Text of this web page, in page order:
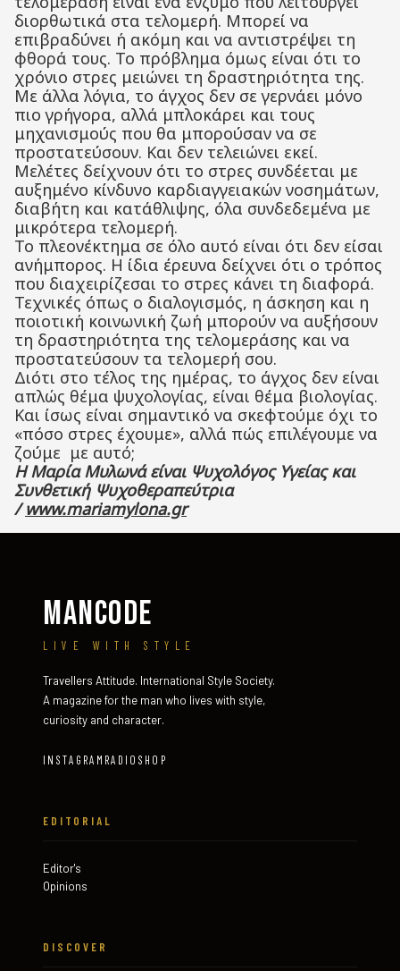
διορθωτικά στα τελομερή. Μπορεί να
επιβραδύνει ή ακόμη και να αντιστρέψει τη
φθορά τους. Το πρόβλημα όμως είναι ότι το
χρόνιο στρες μειώνει τη δραστηριότητα της.
Με άλλα λόγια, το άγχος δεν σε γερνάει μόνο
πιο γρήγορα, αλλά μπλοκάρει και τους
μηχανισμούς που θα μπορούσαν να σε
προστατεύσουν. Και δεν τελειώνει εκεί.
Μελέτες δείχνουν ότι το στρες συνδέεται με
αυξημένο κίνδυνο καρδιαγγειακών νοσημάτων,
διαβήτη και κατάθλιψης, όλα συνδεδεμένα με
μικρότερα τελομερή.
Το πλεονέκτημα σε όλο αυτό είναι ότι δεν είσαι
ανήμπορος. Η ίδια έρευνα δείχνει ότι ο τρόπος
που διαχειρίζεσαι το στρες κάνει τη διαφορά.
Τεχνικές όπως ο διαλογισμός, η άσκηση και η
ποιοτική κοινωνική ζωή μπορούν να αυξήσουν
τη δραστηριότητα της τελομεράσης και να
προστατεύσουν τα τελομερή σου.
Διότι στο τέλος της ημέρας, το άγχος δεν είναι
απλώς θέμα ψυχολογίας, είναι θέμα βιολογίας.
Και ίσως είναι σημαντικό να σκεφτούμε όχι το
«πόσο στρες έχουμε», αλλά πώς επιλέγουμε να
ζούμε με αυτό;
Η Μαρία Μυλωνά είναι Ψυχολόγος Υγείας και
Συνθετική Ψυχοθεραπεύτρια
/www.mariamylona.gr
MANCODE
LIVE WITH STYLE
Travellers Attitude. International Style Society.
A magazine for the man who lives with style,
curiosity and character.
INSTAGRAM RADIO SHOP
EDITORIAL
Editor's
Opinions
DISCOVER